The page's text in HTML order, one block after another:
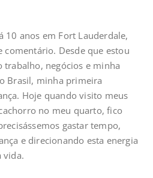
10 anos em Fort Lauderdale,
comentário. Desde que estou
trabalho, negócios e minha
Brasil, minha primeira
Hoje quando visito meus
no meu quarto, fico
gastar tempo,
e direcionando esta energia
vida.